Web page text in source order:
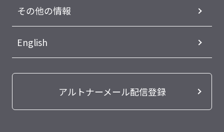
その他の情報
English
アルトナーメール配信登録